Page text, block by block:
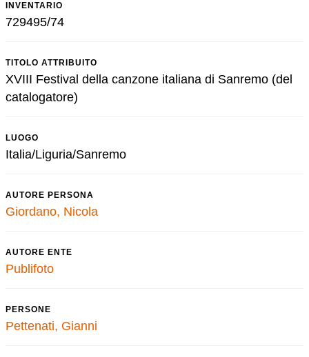
INVENTARIO
729495/74
TITOLO ATTRIBUITO
XVIII Festival della canzone italiana di Sanremo (del
catalogatore)
LUOGO
Italia/Liguria/Sanremo
AUTORE PERSONA
Giordano, Nicola
AUTORE ENTE
Publifoto
PERSONE
Pettenati, Gianni